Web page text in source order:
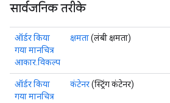
सार्वजनिक तरीके
ऑर्डर किया
गया मानचित्र
आकार.विकल्प
क्षमता(लंबी क्षमता)
ऑर्डर किया
गया मानचित्र
कंटेनर(स्ट्रिंग कंटेनर)